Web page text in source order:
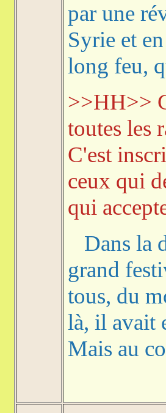
par une
Syrie et
long feu,
>>HH>>
toutes les
C'est
ceux qui
qui
Dans la
grand
tous, du
là, il avait
Mais au